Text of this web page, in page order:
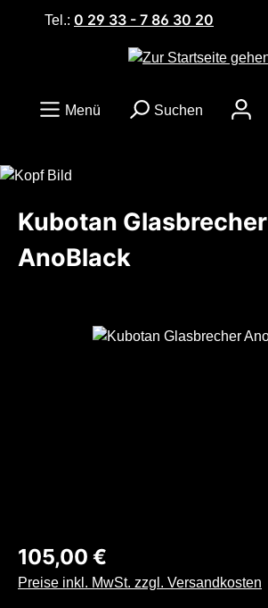
Zum Hauptinhalt springen
Tel.: 0 29 33 - 7 86 30 20
Menü Suchen
Kubotan Glasbrecher
AnoBlack
Bildergalerie überspringen
Regulärer Preis:
105,00 €
Preise inkl. MwSt. zzgl. Versandkosten